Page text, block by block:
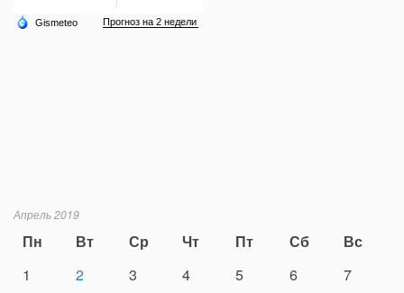
Апрель 2019
Пн Вт Ср Чт Пт Сб
Вс
1
2 3 4 5 6
7